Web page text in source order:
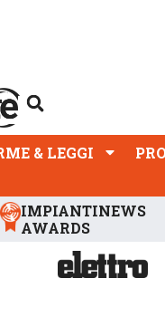
& LEGGI
IMPIANTINEWS
AWARDS